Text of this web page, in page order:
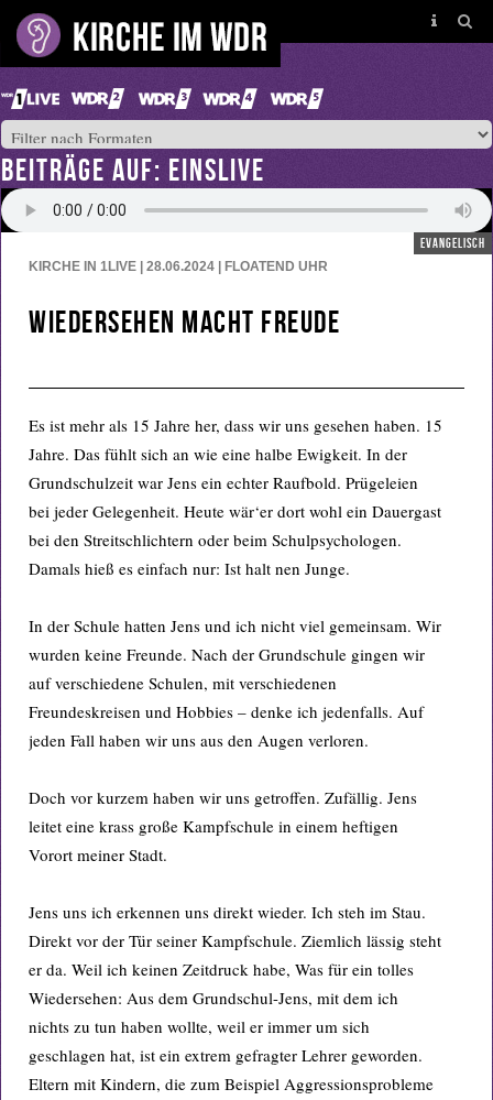
BEITRÄGE AUF: EINSLIVE
evangelisch
KIRCHE IN 1LIVE | 28.06.2024 | FLOATEND UHR
Wiedersehen macht Freude
Es ist mehr als 15 Jahre her, dass wir uns gesehen haben. 15
Jahre. Das fühlt sich an wie eine halbe Ewigkeit. In der
Grundschulzeit war Jens ein echter Raufbold. Prügeleien
bei jeder Gelegenheit. Heute wär‘er dort wohl ein Dauergast
bei den Streitschlichtern oder beim Schulpsychologen.
Damals hieß es einfach nur: Ist halt nen Junge.
In der Schule hatten Jens und ich nicht viel gemeinsam. Wir
wurden keine Freunde. Nach der Grundschule gingen wir
auf verschiedene Schulen, mit verschiedenen
Freundeskreisen und Hobbies – denke ich jedenfalls. Auf
jeden Fall haben wir uns aus den Augen verloren.
Doch vor kurzem haben wir uns getroffen. Zufällig. Jens
leitet eine krass große Kampfschule in einem heftigen
Vorort meiner Stadt.
Jens uns ich erkennen uns direkt wieder. Ich steh im Stau.
Direkt vor der Tür seiner Kampfschule. Ziemlich lässig steht
er da. Weil ich keinen Zeitdruck habe, Was für ein tolles
Wiedersehen: Aus dem Grundschul-Jens, mit dem ich
nichts zu tun haben wollte, weil er immer um sich
geschlagen hat, ist ein extrem gefragter Lehrer geworden.
Eltern mit Kindern, die zum Beispiel Aggressionsprobleme